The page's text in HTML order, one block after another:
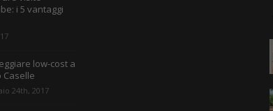
i 5 vantaggi
low-cost a
Caselle
24th, 2017